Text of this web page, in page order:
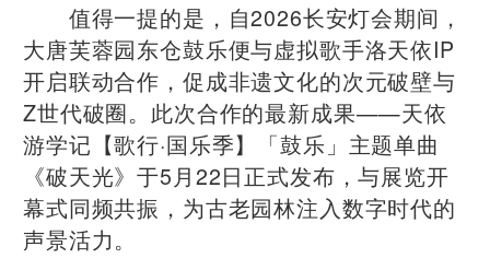
值得一提的是，自2026长安灯会期间，
大唐芙蓉园东仓鼓乐便与虚拟歌手洛天依IP
开启联动合作，促成非遗文化的次元破壁与
Z世代破圈。此次合作的最新成果——天依
游学记【歌行·国乐季】「鼓乐」主题单曲
《破天光》于5月22日正式发布，与展览开
幕式同频共振，为古老园林注入数字时代的
声景活力。